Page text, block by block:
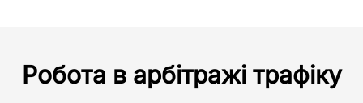
Робота в арбітражі трафіку